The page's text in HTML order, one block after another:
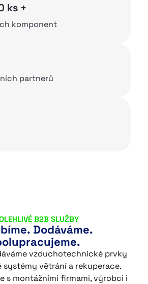
DALEPA AIR s.r.o.
ks +
komponent
partnerů
B2B SLUŽBY
Dodáváme.
vzduchotechnické prvky
systémy větrání a rekuperace.
s montážními firmami, výrobci i